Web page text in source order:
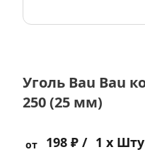
Уголь Bau Bau
250 (25 мм)
от 198 ₽ / 1 x